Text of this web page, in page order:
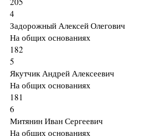
4
Задорожный Алексей Олегович
На общих основаниях
182
5
Якутчик Андрей Алексеевич
На общих основаниях
181
6
Митянин Иван Сергеевич
На общих основаниях